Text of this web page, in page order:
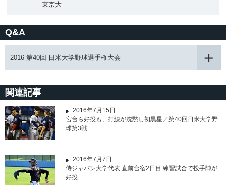
東京大
Q&A
2016 第40回 日米大学野球選手権大会
関連記事
2016年7月15日
宮台ら好投も、打線が沈黙し初黒星／第40回日米大学野
球第3戦
2016年7月7日
侍ジャパン大学代表 直前合宿2日目 練習試合で投手陣が
好投